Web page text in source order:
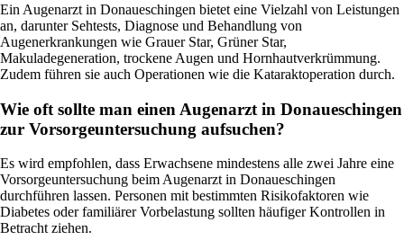
Ein Augenarzt in Donaueschingen bietet eine Vielzahl von Leistungen
an, darunter Sehtests, Diagnose und Behandlung von
Augenerkrankungen wie Grauer Star, Grüner Star,
Makuladegeneration, trockene Augen und Hornhautverkrümmung.
Zudem führen sie auch Operationen wie die Kataraktoperation durch.
Wie oft sollte man einen Augenarzt in Donaueschingen
zur Vorsorgeuntersuchung aufsuchen?
Es wird empfohlen, dass Erwachsene mindestens alle zwei Jahre eine
Vorsorgeuntersuchung beim Augenarzt in Donaueschingen
durchführen lassen. Personen mit bestimmten Risikofaktoren wie
Diabetes oder familiärer Vorbelastung sollten häufiger Kontrollen in
Betracht ziehen.